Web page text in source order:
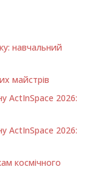
навчальний
майстрів
ActInSpace 2026:
ActInSpace 2026:
космічного